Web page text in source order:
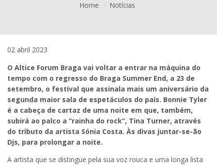
Home / Notícias
02 abril 2023
O Altice Forum Braga vai voltar a entrar na máquina do
tempo com o regresso do Braga Summer End, a 23 de
setembro, o festival que assinala mais um aniversário da
segunda maior sala de espetáculos do país. Bonnie Tyler
é a cabeça de cartaz de uma noite em que, também,
subirá ao palco a “rainha do rock”, Tina Turner, através
do tributo da artista Sónia Costa. Às divas juntar-se-ão
Djs, para prolongar a noite.
A artista que se distingue pela sua voz rouca e uma longa lista